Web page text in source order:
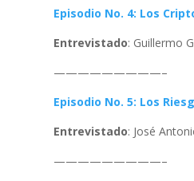
Episodio No. 4: Los
Entrevistado: Guillermo
—————————–
Episodio No. 5: Los
Entrevistado: José
—————————–